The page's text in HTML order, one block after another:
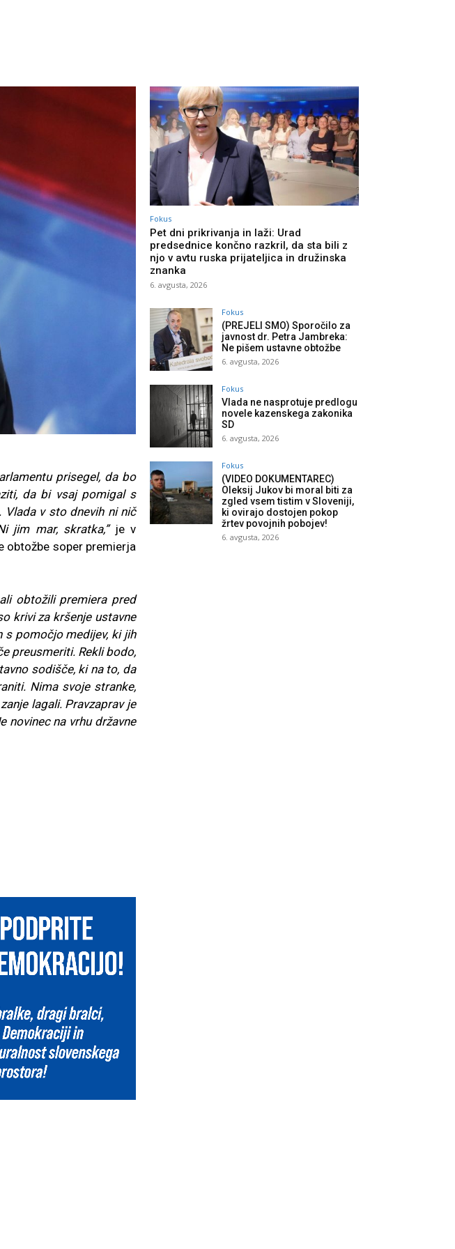
prisegel, da bo
da bi vsaj pomigal s
v sto dnevih ni nič
jim mar, skratka,”je v
obtožbe soper premierja
obtožili premiera pred
krivi za kršenje ustavne
s pomočjo medijev, ki jih
preusmeriti. Rekli bodo,
sodišče, ki na to, da
Nima svoje stranke,
lagali. Pravzaprav je
novinec na vrhu državne
Fokus
Pet dni prikrivanja in laži: Urad
predsednice končno razkril, da sta bili z
njo v avtu ruska prijateljica in družinska
znanka
6. avgusta, 2026
Fokus
(PREJELI SMO) Sporočilo za
javnost dr. Petra Jambreka:
Ne pišem ustavne obtožbe
6. avgusta, 2026
Fokus
Vlada ne nasprotuje predlogu
novele kazenskega zakonika
SD
6. avgusta, 2026
Fokus
(VIDEO DOKUMENTAREC)
Oleksij Jukov bi moral biti za
zgled vsem tistim v Sloveniji,
ki ovirajo dostojen pokop
žrtev povojnih pobojev!
6. avgusta, 2026